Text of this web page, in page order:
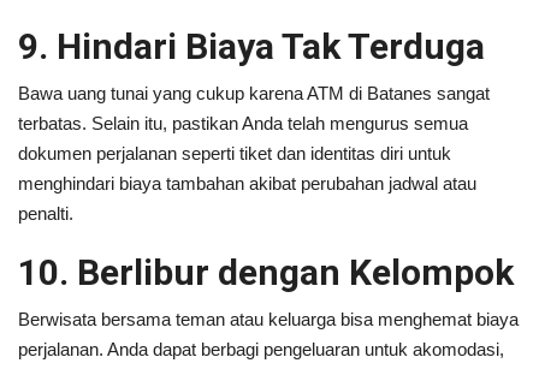
9. Hindari Biaya Tak Terduga
Bawa uang tunai yang cukup karena ATM di Batanes sangat
terbatas. Selain itu, pastikan Anda telah mengurus semua
dokumen perjalanan seperti tiket dan identitas diri untuk
menghindari biaya tambahan akibat perubahan jadwal atau
penalti.
10. Berlibur dengan Kelompok
Berwisata bersama teman atau keluarga bisa menghemat biaya
perjalanan. Anda dapat berbagi pengeluaran untuk akomodasi,